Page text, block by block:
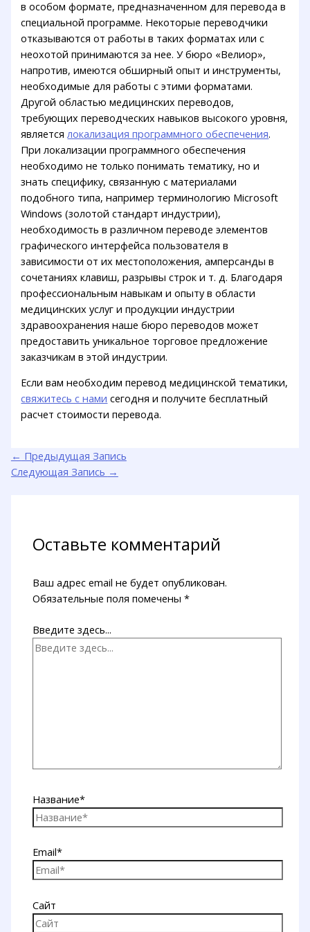
в особом формате, предназначенном для перевода в
специальной программе. Некоторые переводчики
отказываются от работы в таких форматах или с
неохотой принимаются за нее. У бюро «Велиор»,
напротив, имеются обширный опыт и инструменты,
необходимые для работы с этими форматами.
Другой областью медицинских переводов,
требующих переводческих навыков высокого уровня,
является локализация программного обеспечения.
При локализации программного обеспечения
необходимо не только понимать тематику, но и
знать специфику, связанную с материалами
подобного типа, например терминологию Microsoft
Windows (золотой стандарт индустрии),
необходимость в различном переводе элементов
графического интерфейса пользователя в
зависимости от их местоположения, амперсанды в
сочетаниях клавиш, разрывы строк и т. д. Благодаря
профессиональным навыкам и опыту в области
медицинских услуг и продукции индустрии
здравоохранения наше бюро переводов может
предоставить уникальное торговое предложение
заказчикам в этой индустрии.
Если вам необходим перевод медицинской тематики,
свяжитесь с нами сегодня и получите бесплатный
расчет стоимости перевода.
← Предыдущая Запись
Следующая Запись →
Оставьте комментарий
Ваш адрес email не будет опубликован.
Обязательные поля помечены*
Введите здесь...
Название*
Email*
Сайт